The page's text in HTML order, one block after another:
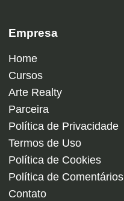
Empresa
Home
Cursos
Arte Realty
Parceira
Política de Privacidade
Termos de Uso
Política de Cookies
Política de Comentários
Contato